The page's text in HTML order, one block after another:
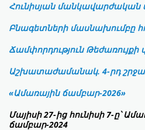
Հունիսյան մանկավարժական
Բնագետների մասնախումբը
Ճամփորդություն
Աշխատաժամանակ. 4-րդ
«Ամառային ճամբար-2026»
Մայիսի 27-ից հունիսի 7-ը՝
ճամբար-2024